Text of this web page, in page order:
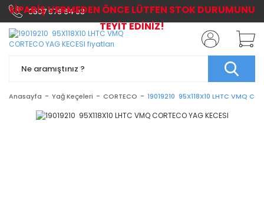
0507 576 64 03
Anasayfa Yağ Keçeleri CORTECO 19019210 95X118X10 LHTC VMQ
SİPARİŞ VERMEDEN ÖNCE LÜTFEN STOK DURUMUNU
TEYİT EDİNİZ!